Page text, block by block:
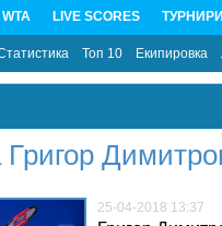
WTA LIVE SCORES ТУРНИРИ
Топ 10 Екипировка
Григор
25-04-2018 13:37